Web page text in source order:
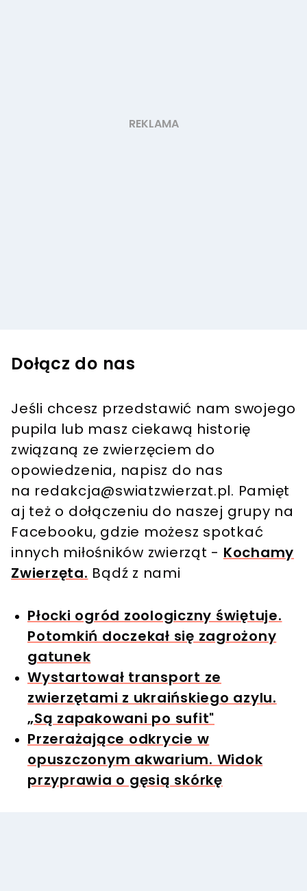
Dołącz do nas
Jeśli chcesz przedstawić nam swojego
pupila lub masz ciekawą historię
związaną ze zwierzęciem do
opowiedzenia, napisz do nas
na redakcja@swiatzwierzat.pl. Pamięt
aj też o dołączeniu do naszej grupy na
Facebooku, gdzie możesz spotkać
innych miłośników zwierząt - Kochamy
Zwierzęta. Bądź z nami
Płocki ogród zoologiczny świętuje.
Potomkiń doczekał się zagrożony
gatunek
Wystartował transport ze
zwierzętami z ukraińskiego azylu.
„Są zapakowani po sufit"
Przerażające odkrycie w
opuszczonym akwarium. Widok
przyprawia o gęsią skórkę